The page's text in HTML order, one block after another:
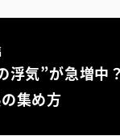
浮気”が急増中
集め方